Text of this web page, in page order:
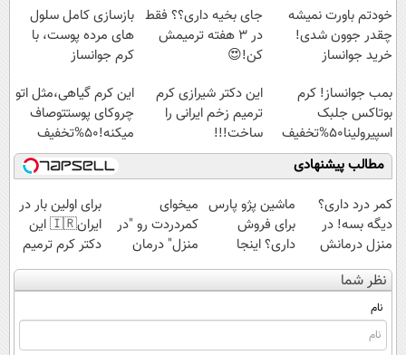
خودتم باورت نمیشه
چقدر جوون شدی!
خرید جوانساز
ویژه
جای بخیه داری؟؟ فقط
در 3 هفته ترمیمش
کن!😍
بازسازی کامل سلول
های مرده پوست، با
کرم جوانساز
بمب جوانساز! کرم
بوتاکس جلبک
اسپیرولینا50%تخفیف
این دکتر شیرازی کرم
ترمیم زخم ایرانی را
ساخت!!!
این کرم گیاهی،مثل اتو
چروکای پوستتوصاف
میکنه!50%تخفیف
مطالب پیشنهادی
کمر درد داری؟
دیگه بسه! در
منزل درمانش
کن
(◀پرسش‌نامه)
ماشین پژو پارس
برای فروش
داری؟ اینجا
سریع بفروشش
میخوای
کمردردت رو "در
منزل" درمان
کنی؟ (◂فیلم +
◂پرسش‌نامه)
برای اولین بار در
ایران🇮🇷 این
دکتر کرم ترمیم
کننده 23 روزه
ساخت!
نظر شما
نام